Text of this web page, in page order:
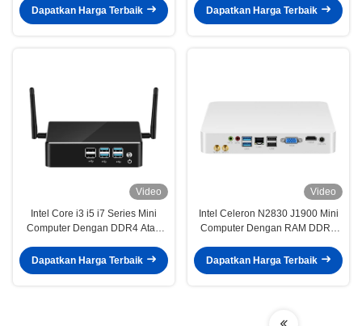
Dapatkan Harga Terbaik
16GB
Dapatkan Harga Terbaik
Video
Intel Core i3 i5 i7 Series Mini
Computer Dengan DDR4 Atau
Display
Dapatkan Harga Terbaik
Video
Intel Celeron N2830 J1900 Mini
Computer Dengan RAM DDR3
Dapatkan Harga Terbaik